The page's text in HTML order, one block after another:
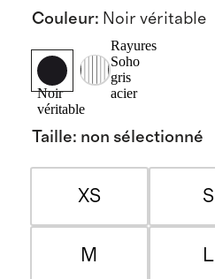
Couleur: Noir véritable
Noir
véritable
Rayures
Soho
gris
acier
Taille: non sélectionné
XS S
M L